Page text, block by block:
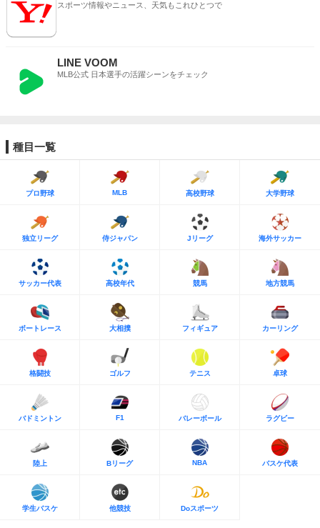
スポーツ情報やニュース、天気もこれひとつで
LINE VOOM
MLB公式 日本選手の活躍シーンをチェック
種目一覧
プロ野球 MLB 高校野球 大学野球
独立リーグ 侍ジャパン Jリーグ 海外サッカー
サッカー代表 高校年代 競馬 地方競馬
ボートレース 大相撲 フィギュア カーリング
格闘技 ゴルフ テニス 卓球
バドミントン F1 バレーボール ラグビー
陸上 Bリーグ NBA バスケ代表
学生バスケ 他競技 Doスポーツ